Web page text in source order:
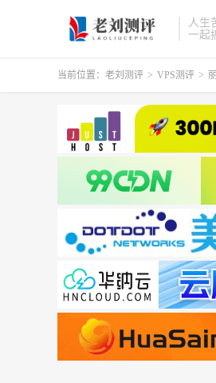
人生
一起
当前位置： 老刘测评 > VPS测评 >